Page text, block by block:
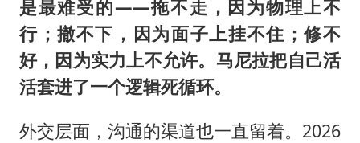
是最难受的——拖不走，因为物理上不
行；撤不下，因为面子上挂不住；修不
好，因为实力上不允许。马尼拉把自己活
活套进了一个逻辑死循环。
外交层面，沟通的渠道也一直留着。2026